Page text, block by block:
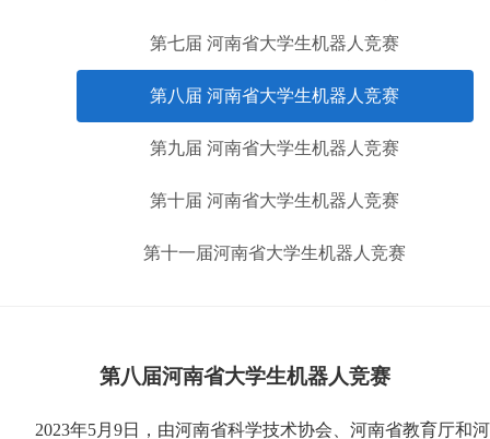
第七届 河南省大学生机器人竞赛
第八届 河南省大学生机器人竞赛
第九届 河南省大学生机器人竞赛
第十届 河南省大学生机器人竞赛
第十一届河南省大学生机器人竞赛
第八届河南省大学生机器人竞赛
2023年5月9日，由河南省科学技术协会、河南省教育厅和河